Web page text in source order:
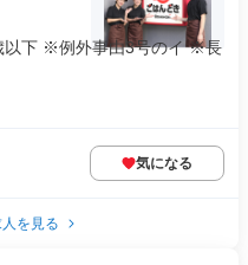
以下 ※例外事由3号のイ ※長
気になる
を見る